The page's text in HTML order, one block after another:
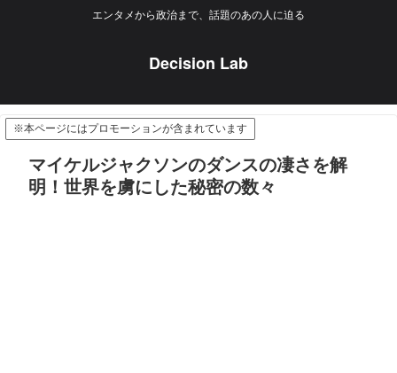
エンタメから政治まで、話題のあの人に迫る
Decision Lab
※本ページにはプロモーションが含まれています
マイケルジャクソンのダンスの凄さを解
明！世界を虜にした秘密の数々